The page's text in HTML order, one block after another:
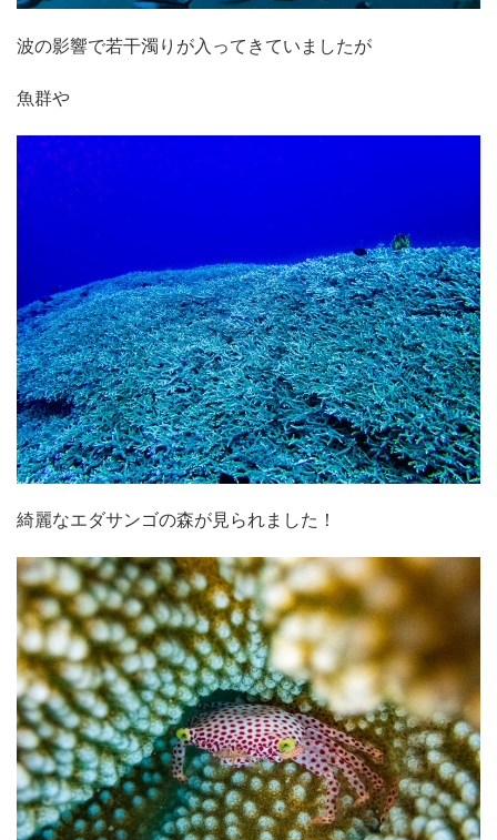
波の影響で若干濁りが入ってきていましたが
魚群や
綺麗なエダサンゴの森が見られました！